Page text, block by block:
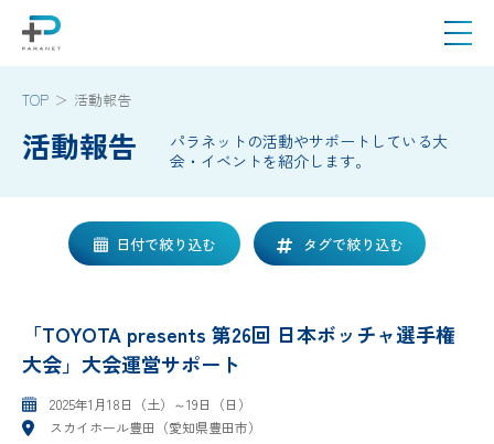
TOP 活動報告
活動報告
パラネットの活動やサポートしている大
会・イベントを紹介します。
日付で絞り込む タグで絞り込む
「TOYOTA presents 第26回 日本ボッチャ選手権
大会」大会運営サポート
2025年1月18日（土）～19日（日）
スカイホール豊田（愛知県豊田市）